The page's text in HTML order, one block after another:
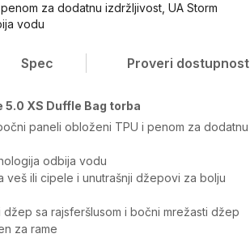
za dodatnu izdržljivost, UA Storm
vodu
Spec Proveri dostupnost
5.0 XS Duffle Bag torba
paneli obloženi TPU i penom za dodatnu
odbija vodu
veš ili cipele i unutrašnji džepovi za bolju
džep sa rajsferšlusom i bočni mrežasti džep
za rame